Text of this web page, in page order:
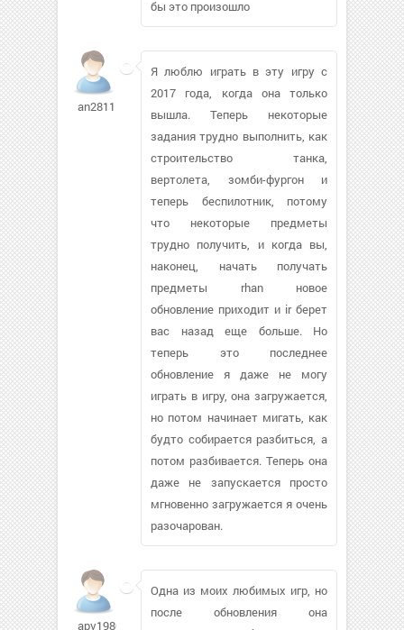
бы это произошло
an28111991
Я люблю играть в эту игру с
2017 года, когда она только
вышла. Теперь некоторые
задания трудно выполнить, как
строительство танка,
вертолета, зомби-фургон и
теперь беспилотник, потому
что некоторые предметы
трудно получить, и когда вы,
наконец, начать получать
предметы rhan новое
обновление приходит и ir берет
вас назад еще больше. Но
теперь это последнее
обновление я даже не могу
играть в игру, она загружается,
но потом начинает мигать, как
будто собирается разбиться, а
потом разбивается. Теперь она
даже не запускается просто
мгновенно загружается я очень
разочарован.
apv1980
Одна из моих любимых игр, но
после обновления она